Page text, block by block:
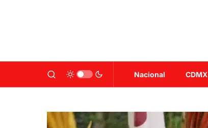
Nacional CDMX